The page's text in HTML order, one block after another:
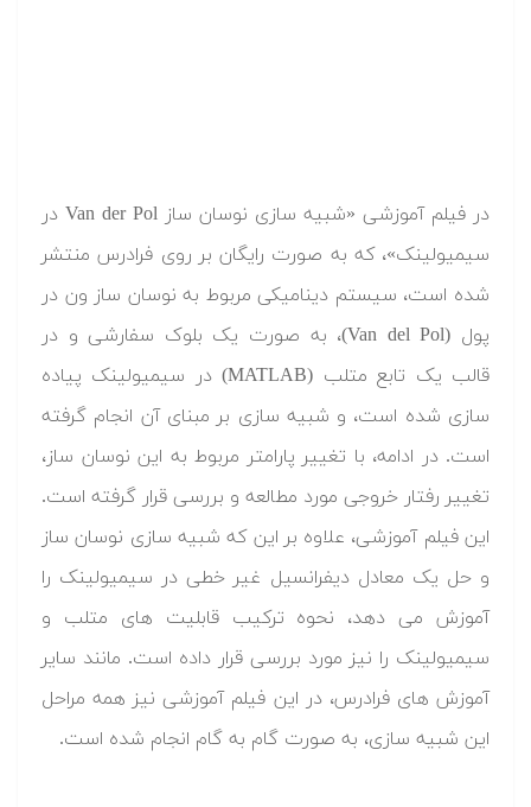
در فیلم آموزشی «شبیه سازی نوسان ساز Van der Pol در
سیمیولینک»، که به صورت رایگان بر روی فرادرس منتشر
شده است، سیستم دینامیکی مربوط به نوسان ساز ون در
پول (Van del Pol)، به صورت یک بلوک سفارشی و در
قالب یک تابع متلب (MATLAB) در سیمیولینک پیاده
سازی شده است، و شبیه سازی بر مبنای آن انجام گرفته
است. در ادامه، با تغییر پارامتر مربوط به این نوسان ساز،
تغییر رفتار خروجی مورد مطالعه و بررسی قرار گرفته است.
این فیلم آموزشی، علاوه بر این که شبیه سازی نوسان ساز
و حل یک معادل دیفرانسیل غیر خطی در سیمیولینک را
آموزش می دهد، نحوه ترکیب قابلیت های متلب و
سیمیولینک را نیز مورد بررسی قرار داده است. مانند سایر
آموزش های فرادرس، در این فیلم آموزشی نیز همه مراحل
این شبیه سازی، به صورت گام به گام انجام شده است.